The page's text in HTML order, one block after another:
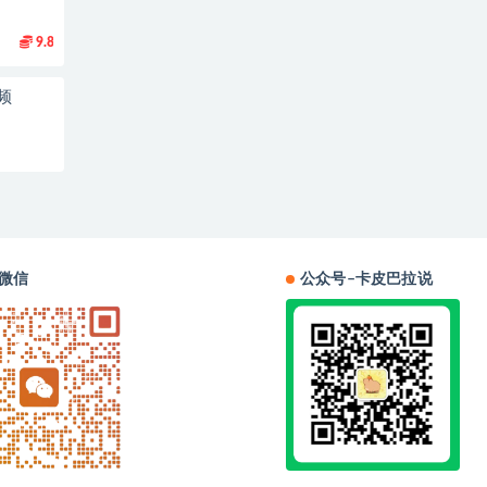
9.8
信 公众号–卡皮巴拉说